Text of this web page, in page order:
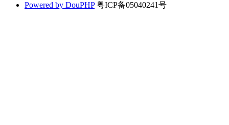
Powered by DouPHP粤ICP备05040241号